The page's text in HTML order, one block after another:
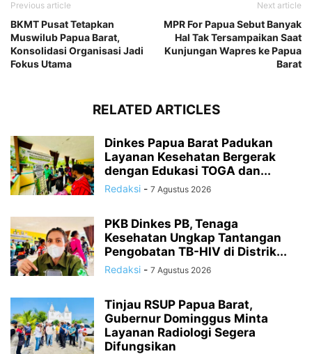
Previous article
BKMT Pusat Tetapkan
Muswilub Papua Barat,
Konsolidasi Organisasi Jadi
Fokus Utama
Next article
MPR For Papua Sebut Banyak
Hal Tak Tersampaikan Saat
Kunjungan Wapres ke Papua
Barat
RELATED ARTICLES
Dinkes Papua Barat Padukan
Layanan Kesehatan Bergerak
dengan Edukasi TOGA dan...
Redaksi - 7 Agustus 2026
PKB Dinkes PB, Tenaga
Kesehatan Ungkap Tantangan
Pengobatan TB-HIV di Distrik...
Redaksi - 7 Agustus 2026
Tinjau RSUP Papua Barat,
Gubernur Dominggus Minta
Layanan Radiologi Segera
Difungsikan